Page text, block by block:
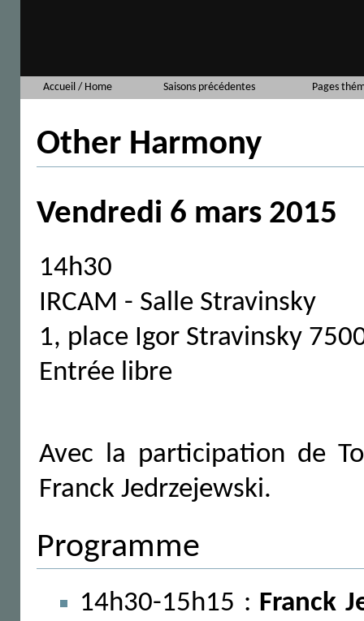
Accueil / Home Saisons précédentes Pages
Other Harmony
Vendredi 6 mars 2015
14h30
IRCAM - Salle Stravinsky
1, place Igor Stravinsky
Entrée libre
Avec la participation de
Franck Jedrzejewski.
Programme
14h30-15h15 : Franck